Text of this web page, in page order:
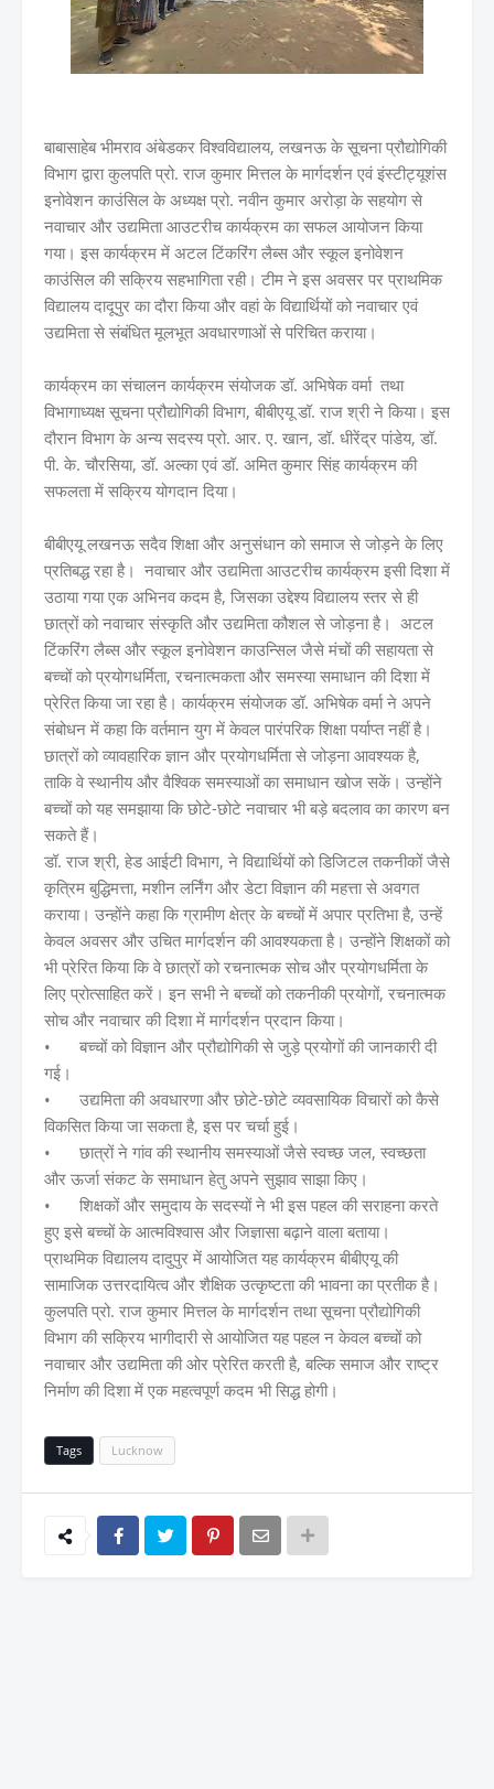
बाबासाहेब भीमराव अंबेडकर विश्वविद्यालय, लखनऊ के सूचना प्रौद्योगिकी
विभाग द्वारा कुलपति प्रो. राज कुमार मित्तल के मार्गदर्शन एवं इंस्टीट्यूशंस
इनोवेशन काउंसिल के अध्यक्ष प्रो. नवीन कुमार अरोड़ा के सहयोग से
नवाचार और उद्यमिता आउटरीच कार्यक्रम का सफल आयोजन किया
गया। इस कार्यक्रम में अटल टिंकरिंग लैब्स और स्कूल इनोवेशन
काउंसिल की सक्रिय सहभागिता रही। टीम ने इस अवसर पर प्राथमिक
विद्यालय दादूपुर का दौरा किया और वहां के विद्यार्थियों को नवाचार एवं
उद्यमिता से संबंधित मूलभूत अवधारणाओं से परिचित कराया।
कार्यक्रम का संचालन कार्यक्रम संयोजक डॉ. अभिषेक वर्मा तथा
विभागाध्यक्ष सूचना प्रौद्योगिकी विभाग, बीबीएयू डॉ. राज श्री ने किया। इस
दौरान विभाग के अन्य सदस्य प्रो. आर. ए. खान, डॉ. धीरेंद्र पांडेय, डॉ.
पी. के. चौरसिया, डॉ. अल्का एवं डॉ. अमित कुमार सिंह कार्यक्रम की
सफलता में सक्रिय योगदान दिया।
बीबीएयू लखनऊ सदैव शिक्षा और अनुसंधान को समाज से जोड़ने के लिए
प्रतिबद्ध रहा है। नवाचार और उद्यमिता आउटरीच कार्यक्रम इसी दिशा में
उठाया गया एक अभिनव कदम है, जिसका उद्देश्य विद्यालय स्तर से ही
छात्रों को नवाचार संस्कृति और उद्यमिता कौशल से जोड़ना है। अटल
टिंकरिंग लैब्स और स्कूल इनोवेशन काउन्सिल जैसे मंचों की सहायता से
बच्चों को प्रयोगधर्मिता, रचनात्मकता और समस्या समाधान की दिशा में
प्रेरित किया जा रहा है। कार्यक्रम संयोजक डॉ. अभिषेक वर्मा ने अपने
संबोधन में कहा कि वर्तमान युग में केवल पारंपरिक शिक्षा पर्याप्त नहीं है।
छात्रों को व्यावहारिक ज्ञान और प्रयोगधर्मिता से जोड़ना आवश्यक है,
ताकि वे स्थानीय और वैश्विक समस्याओं का समाधान खोज सकें। उन्होंने
बच्चों को यह समझाया कि छोटे-छोटे नवाचार भी बड़े बदलाव का कारण बन
सकते हैं।
डॉ. राज श्री, हेड आईटी विभाग, ने विद्यार्थियों को डिजिटल तकनीकों जैसे
कृत्रिम बुद्धिमत्ता, मशीन लर्निंग और डेटा विज्ञान की महत्ता से अवगत
कराया। उन्होंने कहा कि ग्रामीण क्षेत्र के बच्चों में अपार प्रतिभा है, उन्हें
केवल अवसर और उचित मार्गदर्शन की आवश्यकता है। उन्होंने शिक्षकों को
भी प्रेरित किया कि वे छात्रों को रचनात्मक सोच और प्रयोगधर्मिता के
लिए प्रोत्साहित करें। इन सभी ने बच्चों को तकनीकी प्रयोगों, रचनात्मक
सोच और नवाचार की दिशा में मार्गदर्शन प्रदान किया।
•
बच्चों को विज्ञान और प्रौद्योगिकी से जुड़े प्रयोगों की जानकारी दी
गई।
•
उद्यमिता की अवधारणा और छोटे-छोटे व्यवसायिक विचारों को कैसे
विकसित किया जा सकता है, इस पर चर्चा हुई।
•
छात्रों ने गांव की स्थानीय समस्याओं जैसे स्वच्छ जल, स्वच्छता
और ऊर्जा संकट के समाधान हेतु अपने सुझाव साझा किए।
•
शिक्षकों और समुदाय के सदस्यों ने भी इस पहल की सराहना करते
हुए इसे बच्चों के आत्मविश्वास और जिज्ञासा बढ़ाने वाला बताया।
प्राथमिक विद्यालय दादुपुर में आयोजित यह कार्यक्रम बीबीएयू की
सामाजिक उत्तरदायित्व और शैक्षिक उत्कृष्टता की भावना का प्रतीक है।
कुलपति प्रो. राज कुमार मित्तल के मार्गदर्शन तथा सूचना प्रौद्योगिकी
विभाग की सक्रिय भागीदारी से आयोजित यह पहल न केवल बच्चों को
नवाचार और उद्यमिता की ओर प्रेरित करती है, बल्कि समाज और राष्ट्र
निर्माण की दिशा में एक महत्वपूर्ण कदम भी सिद्ध होगी।
Tags Lucknow